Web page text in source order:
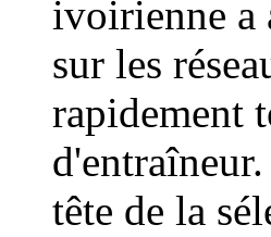
ivoirienne a
sur les
rapidement
tête de la